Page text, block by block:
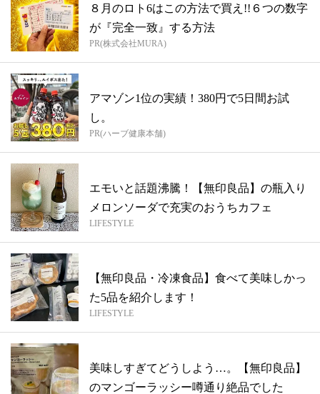
８月のロト6はこの方法で買え!!６つの数字
が『完全一致』する方法
PR(株式会社MURA)
アマゾン1位の実績！380円で5日間お試
し。
PR(ハーブ健康本舗)
エモいと話題沸騰！【無印良品】の瓶入り
メロンソーダで充実のおうちカフェ
LIFESTYLE
【無印良品・冷凍食品】食べて美味しかっ
た5品を紹介します！
LIFESTYLE
美味しすぎてどうしよう…。【無印良品】
のマンゴーラッシー噂通り絶品でした